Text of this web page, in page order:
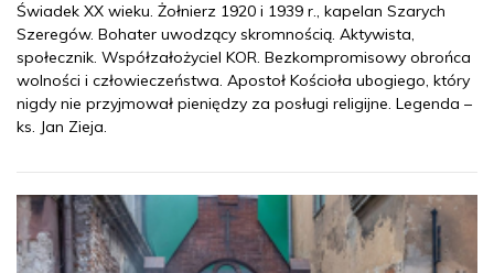
Świadek XX wieku. Żołnierz 1920 i 1939 r., kapelan Szarych
Szeregów. Bohater uwodzący skromnością. Aktywista,
społecznik. Współzałożyciel KOR. Bezkompromisowy obrońca
wolności i człowieczeństwa. Apostoł Kościoła ubogiego, który
nigdy nie przyjmował pieniędzy za posługi religijne. Legenda –
ks. Jan Zieja.